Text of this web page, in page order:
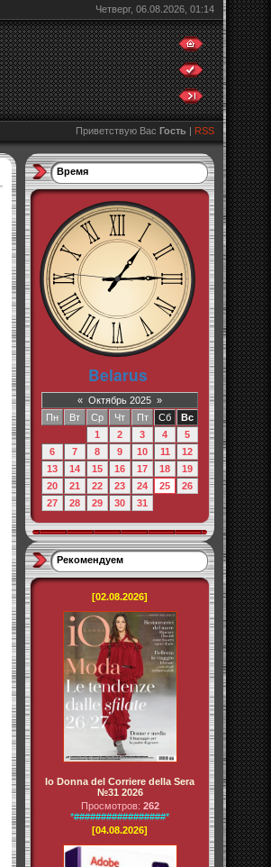
Четверг, 06.08.2026, 01:14
Приветствую Вас Гость | RSS
Время
« Октябрь 2025 »
Пн
Вт Ср Чт Пт Сб
Вс
1
2 3 4
5
6
7 8 9 10 11
12
13
14 15 16 17 18
19
20
21 22 23 24 25
26
27
28 29 30 31
Рекомендуем
[02.08.2026]
Io Donna del Corriere della Sera
№31 2026
Просмотров: 262
*#################*
[04.08.2026]